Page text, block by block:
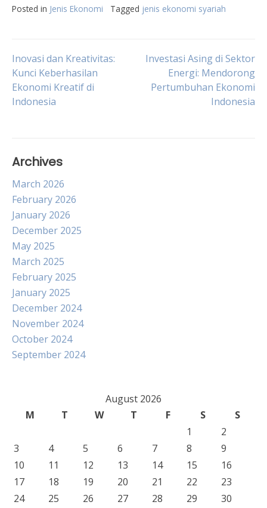
Posted in Jenis Ekonomi Tagged jenis ekonomi syariah
Post
navigation
Inovasi dan Kreativitas:
Kunci Keberhasilan
Ekonomi Kreatif di
Indonesia
Investasi Asing di Sektor
Energi: Mendorong
Pertumbuhan Ekonomi
Indonesia
Archives
March 2026
February 2026
January 2026
December 2025
May 2025
March 2025
February 2025
January 2025
December 2024
November 2024
October 2024
September 2024
August 2026
M
T W T F S
S
1
2
3
4 5 6 7 8
9
10
11 12 13 14 15
16
17
18 19 20 21 22
23
24
25 26 27 28 29
30